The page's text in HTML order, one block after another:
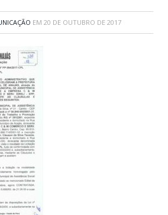
EM 20 DE OUTUBRO DE 2017